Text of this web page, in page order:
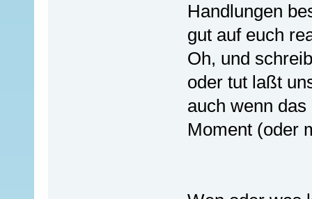
Handlungen
gut auf euch
Oh, und
oder tut laßt
auch wenn
Moment (oder